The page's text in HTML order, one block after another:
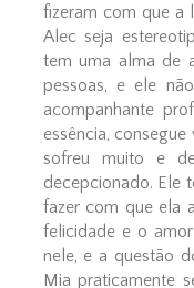
fizeram com que a
Alec seja
tem uma alma de
pessoas, e ele
acompanhante
essência,
sofreu muito e
decepcionado. Ele
fazer com que ela
felicidade e o
nele, e a questão
Mia praticamente